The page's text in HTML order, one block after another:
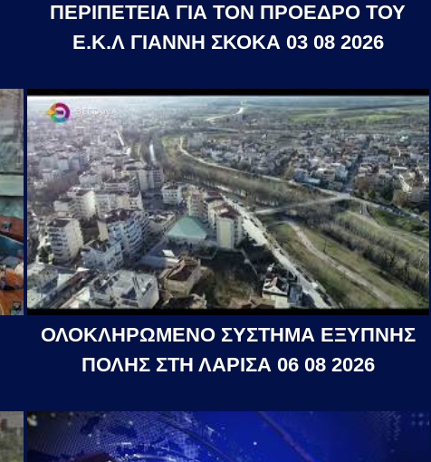
ΠΕΡΙΠΕΤΕΙΑ ΓΙΑ ΤΟΝ ΠΡΟΕΔΡΟ ΤΟΥ
Ε.Κ.Λ ΓΙΑΝΝΗ ΣΚΟΚΑ 03 08 2026
ΟΛΟΚΛΗΡΩΜΕΝΟ ΣΥΣΤΗΜΑ ΕΞΥΠΝΗΣ
ΠΟΛΗΣ ΣΤΗ ΛΑΡΙΣΑ 06 08 2026